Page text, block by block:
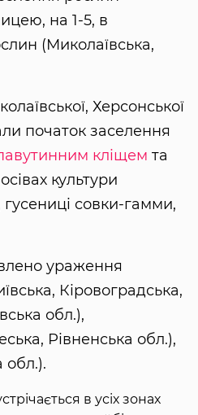
на 1-5, в
(Миколаївська,
Херсонської
початок заселення
кліщем та
культури
совки-гамми,
ураження
Кіровоградська,
обл.),
Рівненська обл.),
обл.).
в усіх зонах